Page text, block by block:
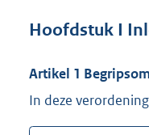
Hoofdstuk I
Artikel 1
In deze